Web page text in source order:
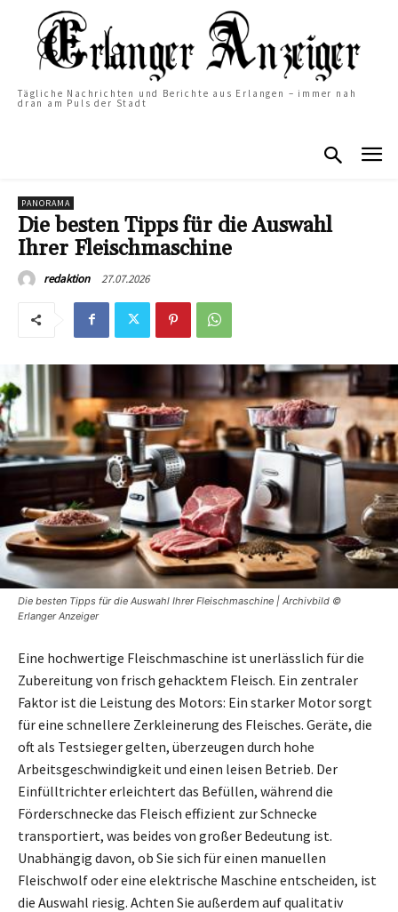
Tägliche Nachrichten und Berichte aus Erlangen – immer nah
dran am Puls der Stadt
PANORAMA
Die besten Tipps für die Auswahl
Ihrer Fleischmaschine
redaktion 27.07.2026
Die besten Tipps für die Auswahl Ihrer Fleischmaschine | Archivbild ©
Erlanger Anzeiger
Eine hochwertige Fleischmaschine ist unerlässlich für die
Zubereitung von frisch gehacktem Fleisch. Ein zentraler
Faktor ist die Leistung des Motors: Ein starker Motor sorgt
für eine schnellere Zerkleinerung des Fleisches. Geräte, die
oft als Testsieger gelten, überzeugen durch hohe
Arbeitsgeschwindigkeit und einen leisen Betrieb. Der
Einfülltrichter erleichtert das Befüllen, während die
Förderschnecke das Fleisch effizient zur Schnecke
transportiert, was beides von großer Bedeutung ist.
Unabhängig davon, ob Sie sich für einen manuellen
Fleischwolf oder eine elektrische Maschine entscheiden, ist
die Auswahl riesig. Achten Sie außerdem auf qualitativ